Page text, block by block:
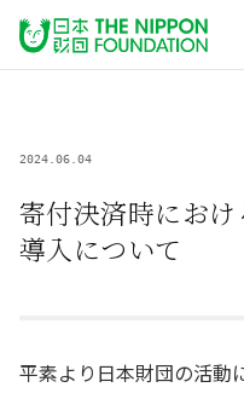
2024.06.04
寄付決済時にお
導入について
平素より日本財団の活動